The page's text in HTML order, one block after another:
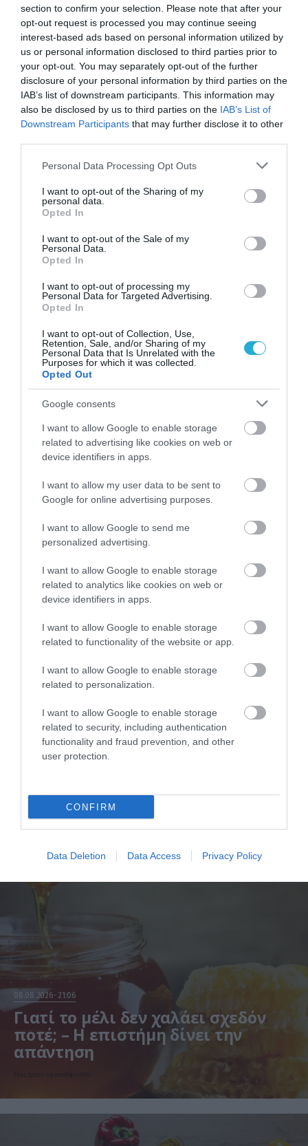
section to confirm your selection. Please note that after your
opt-out request is processed you may continue seeing
interest-based ads based on personal information utilized by
us or personal information disclosed to third parties prior to
your opt-out. You may separately opt-out of the further
disclosure of your personal information by third parties on the
IAB’s list of downstream participants. This information may
also be disclosed by us to third parties on the IAB’s List of
Downstream Participants that may further disclose it to other
Please note that this website/app uses one or more Google
not limited to your visit or usage behaviour. You may click to
grant or deny consent to Google and its third-party tags to
use your data for below specified purposes in below Google
consent section.
Personal Data Processing Opt Outs
I want to opt-out of the Sharing of my
personal data.
Opted In
I want to opt-out of the Sale of my
Personal Data.
Opted In
I want to opt-out of processing my
Personal Data for Targeted Advertising.
Opted In
I want to opt-out of Collection, Use,
Retention, Sale, and/or Sharing of my
Personal Data that Is Unrelated with the
Purposes for which it was collected.
Opted Out
Google consents
I want to allow Google to enable storage
related to advertising like cookies on web or
device identifiers in apps.
I want to allow my user data to be sent to
Google for online advertising purposes.
I want to allow Google to send me
personalized advertising.
I want to allow Google to enable storage
related to analytics like cookies on web or
device identifiers in apps.
I want to allow Google to enable storage
related to functionality of the website or app.
I want to allow Google to enable storage
related to personalization.
I want to allow Google to enable storage
related to security, including authentication
functionality and fraud prevention, and other
user protection.
CONFIRM
Data Deletion Data Access Privacy Policy
ΥΓΕΙΑ
1 Αυτό είναι το θαυματουργό έλαιο που
προστατεύει από το Αλτχάιμερ
Το τρόφιμο που θωρακίζει «αθόρυβα»
τα οστά σε κάθε ηλικία… δεν είναι το
γάλα!
Ανατροπή δεδομένων στα εμβόλια
mRNA: Οι εμβολιασμένοι πεθαίνουν
Ποιοι είναι οι φυσιολογικοί καρδιακοί
Πότε πρέπει να ανησυχήσετε
ΠΕΡΙΣΣΟΤΕΡΑ
08.08.2026 21:06
Γιατί το μέλι δεν χαλάει σχεδόν
ποτέ; – Η επιστήμη δίνει την
απάντηση
Πώς πρέπει να αποθηκεύεται